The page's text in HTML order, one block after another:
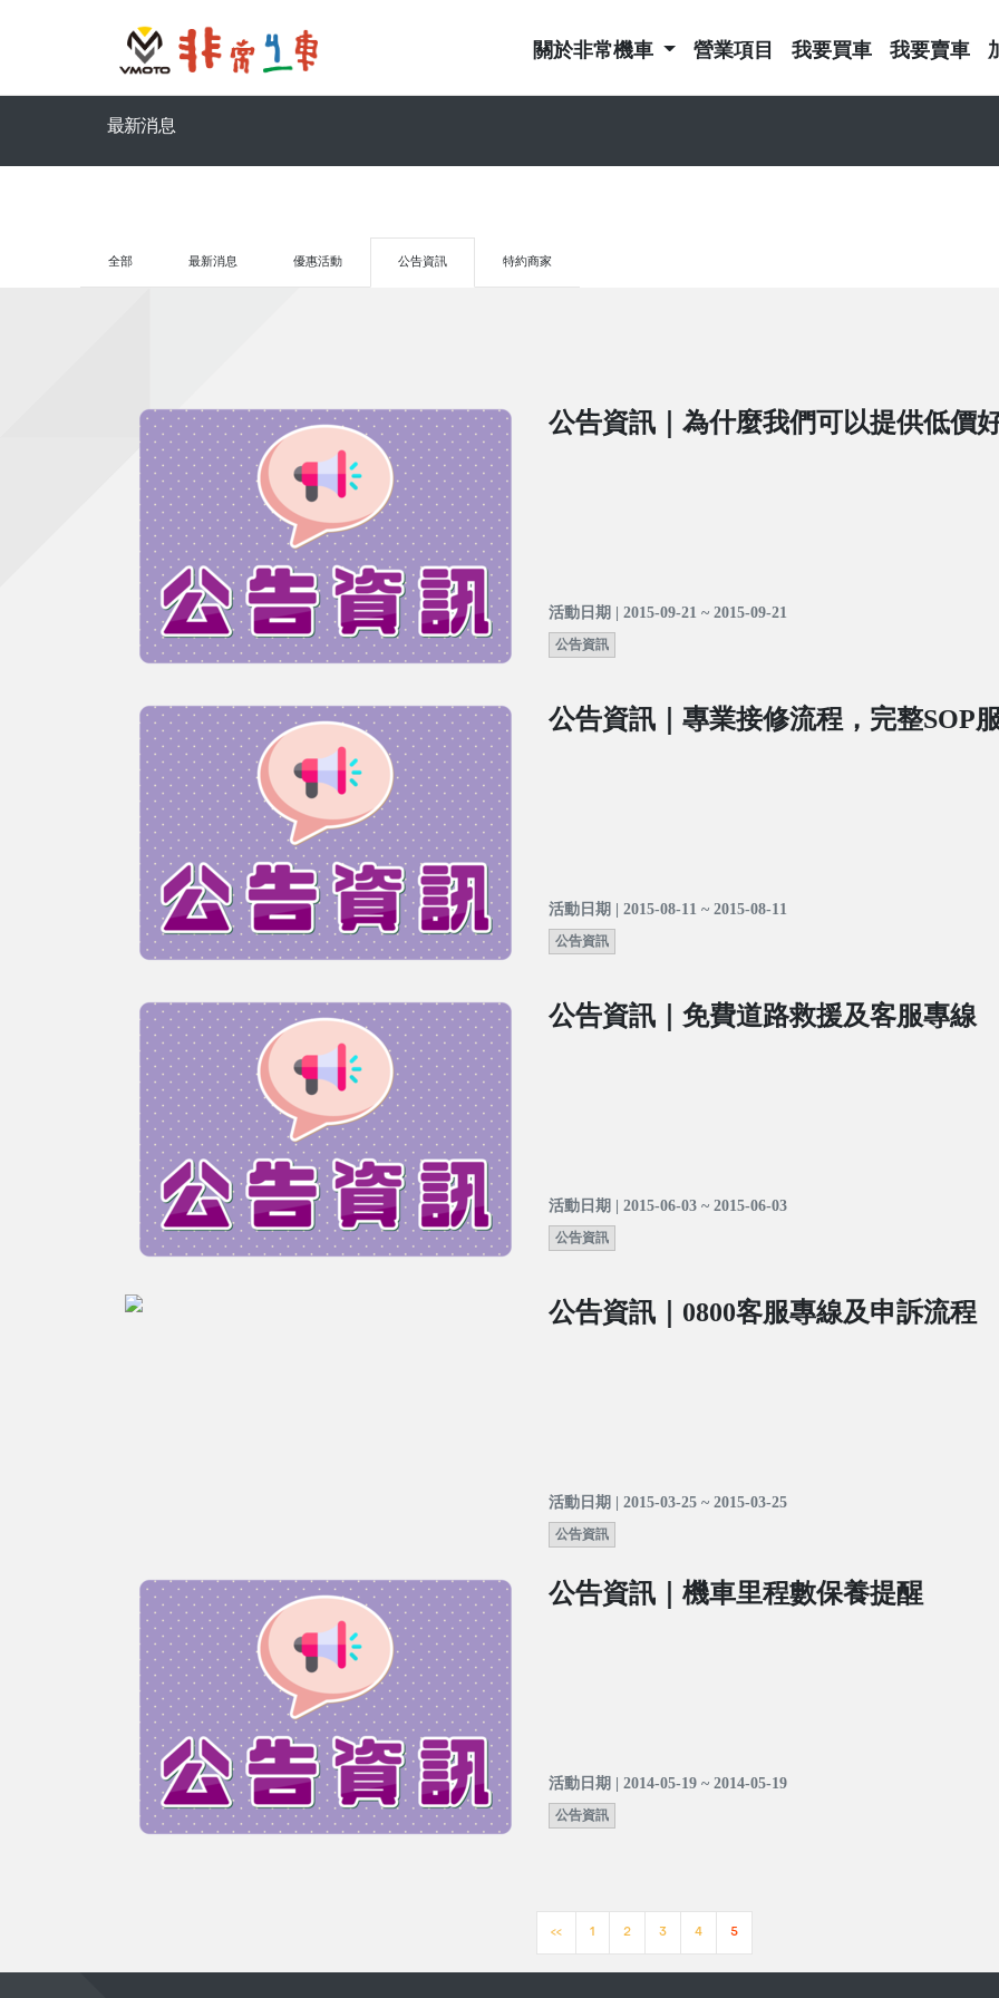
關於非常機車 營業項目 我要買車 我要賣車
最新消息
全部 最新消息 優惠活動 公告資訊 特約商家
公告資訊｜為什麼我們可以提供低價
活動日期 | 2015-09-21 ~ 2015-09-21
公告資訊
公告資訊｜專業接修流程，完整SOP
活動日期 | 2015-08-11 ~ 2015-08-11
公告資訊
公告資訊｜免費道路救援及客服專線
活動日期 | 2015-06-03 ~ 2015-06-03
公告資訊
公告資訊｜0800客服專線及申訴流程
活動日期 | 2015-03-25 ~ 2015-03-25
公告資訊
公告資訊｜機車里程數保養提醒
活動日期 | 2014-05-19 ~ 2014-05-19
公告資訊
<< 1 2 3 4 5